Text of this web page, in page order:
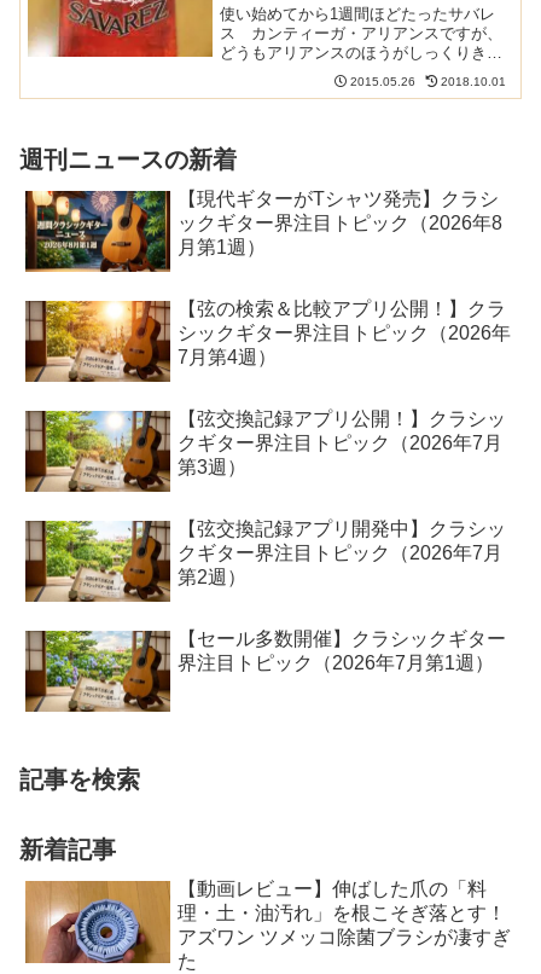
使い始めてから1週間ほどたったサバレ
ス カンティーガ・アリアンスですが、
どうもアリアンスのほうがしっくりきま
せん。音がはっきりくっきりしすぎ甘や
かな音が出ないのは前回書きましたが、
2015.05.26 2018.10.01
週刊ニュースの新着
【現代ギターがTシャツ発売】クラシ
ックギター界注目トピック（2026年8
月第1週）
【弦の検索＆比較アプリ公開！】クラ
シックギター界注目トピック（2026年
7月第4週）
【弦交換記録アプリ公開！】クラシッ
クギター界注目トピック（2026年7月
第3週）
【弦交換記録アプリ開発中】クラシッ
クギター界注目トピック（2026年7月
第2週）
【セール多数開催】クラシックギター
界注目トピック（2026年7月第1週）
記事を検索
新着記事
【動画レビュー】伸ばした爪の「料
理・土・油汚れ」を根こそぎ落とす！
アズワン ツメッコ除菌ブラシが凄すぎ
た